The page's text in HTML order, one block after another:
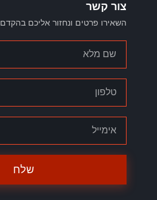
צור קשר
השאירו פרטים ונחזור אליכם בהקדם
שלח